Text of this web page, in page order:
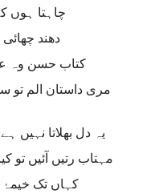
چاہتا ہوں
دھند
کتاب حسن وہ
مری داستان الم تو
یہ دل بھلاتا نہیں
مہتاب رتیں آئیں تو
کہاں تک خیمۂ